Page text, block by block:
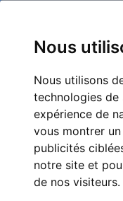
Nous
Nous utilisons
technologies
expérience de
vous montrer
publicités
notre site et
de nos visiteurs.